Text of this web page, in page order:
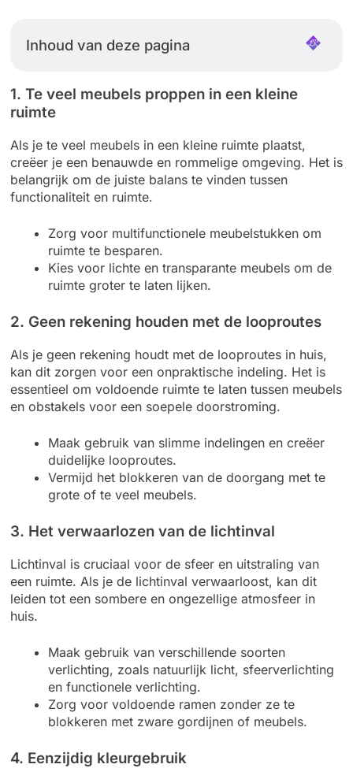
Inhoud van deze pagina
1. Te veel meubels proppen in een kleine
ruimte
Als je te veel meubels in een kleine ruimte plaatst,
creëer je een benauwde en rommelige omgeving. Het is
belangrijk om de juiste balans te vinden tussen
functionaliteit en ruimte.
Zorg voor multifunctionele meubelstukken om
ruimte te besparen.
Kies voor lichte en transparante meubels om de
ruimte groter te laten lijken.
2. Geen rekening houden met de looproutes
Als je geen rekening houdt met de looproutes in huis,
kan dit zorgen voor een onpraktische indeling. Het is
essentieel om voldoende ruimte te laten tussen meubels
en obstakels voor een soepele doorstroming.
Maak gebruik van slimme indelingen en creëer
duidelijke looproutes.
Vermijd het blokkeren van de doorgang met te
grote of te veel meubels.
3. Het verwaarlozen van de lichtinval
Lichtinval is cruciaal voor de sfeer en uitstraling van
een ruimte. Als je de lichtinval verwaarloost, kan dit
leiden tot een sombere en ongezellige atmosfeer in
huis.
Maak gebruik van verschillende soorten
verlichting, zoals natuurlijk licht, sfeerverlichting
en functionele verlichting.
Zorg voor voldoende ramen zonder ze te
blokkeren met zware gordijnen of meubels.
4. Eenzijdig kleurgebruik